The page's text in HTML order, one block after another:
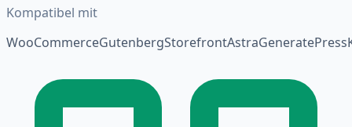
Kompatibel mit
WooCommerceGutenbergStorefrontAstraGeneratePress